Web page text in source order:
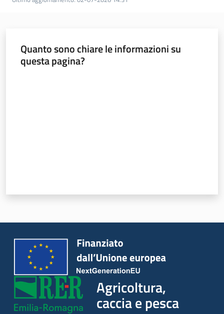
Quanto sono chiare le informazioni su
questa pagina?
Agricoltura,
caccia e pesca